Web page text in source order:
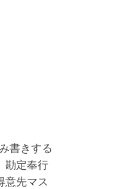
書きする
勘定奉行
意先マス